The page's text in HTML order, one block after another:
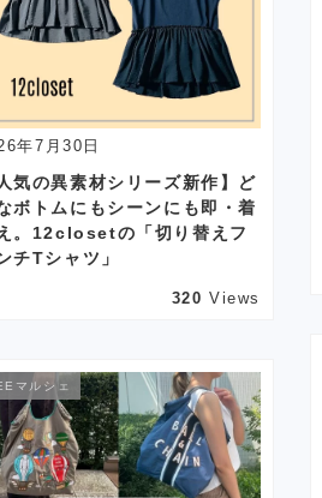
年7月30日
人気の異素材シリーズ新作】ど
ボトムにもシーンにも即・着
。12closetの「切り替えフ
チTシャツ」
320 Views
マルシェ